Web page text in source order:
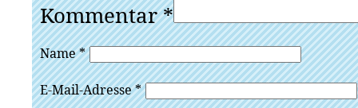
Kommentar*
Name*
E-Mail-Adresse*